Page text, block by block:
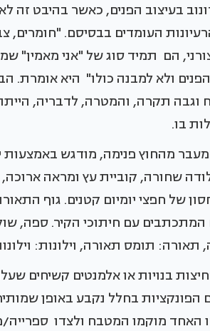
בעיצוב הפנים, כאשר בהיבט זה לא
העומדים בבסיסם. "חומרים,
צורני, הם תמיד סוג של "אני מאמין"
ולא למבנה כולו" היא
תקרה, והמטרה, לדבריה, הייתה
בו.
מהחוץ פנימה, מודגש
שחורה, קוביית עץ ומראה
של חפצי יומיום קטנים. גוף
המתכתבים עם חיתוכי הקיר. ספה,
תאורה: תומס תאורה, וילונות:
בנויות או אלמנטים קשיחים
הפונקציות בחלל נקבע באופן
האחד מוקמו המטבח ולצדו